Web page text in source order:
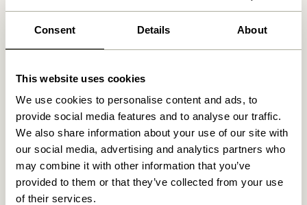
Consent Details About
This website uses cookies
We use cookies to personalise content and ads, to
provide social media features and to analyse our traffic.
We also share information about your use of our site with
our social media, advertising and analytics partners who
may combine it with other information that you’ve
provided to them or that they’ve collected from your use
of their services.
Vi fandt0butikker